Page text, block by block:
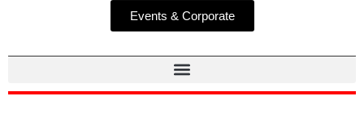
Events & Corporate